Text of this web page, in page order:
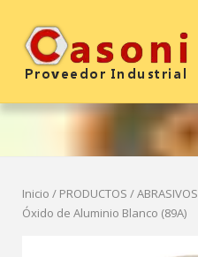
contenido
Inicio
Inicio / PRODUCTOS /ABRASIVOS
Óxido de Aluminio Blanco (89A)